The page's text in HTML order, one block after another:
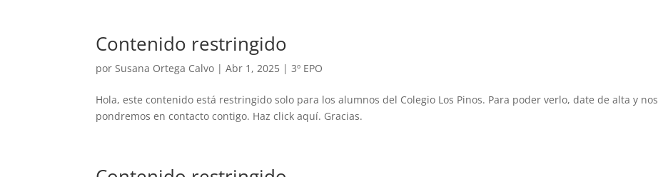
Contenido restringido
porSusana Ortega Calvo |Abr 1, 2025 |3º EPO
Hola, este contenido está restringido solo para los alumnos del Colegio Los Pinos. Para poder verlo, date de alta y nos
pondremos en contacto contigo. Haz click aquí. Gracias.